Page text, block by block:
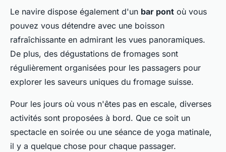
Le navire dispose également d'un bar pont où vous
pouvez vous détendre avec une boisson
rafraîchissante en admirant les vues panoramiques.
De plus, des dégustations de fromages sont
régulièrement organisées pour les passagers pour
explorer les saveurs uniques du fromage suisse.
Pour les jours où vous n'êtes pas en escale, diverses
activités sont proposées à bord. Que ce soit un
spectacle en soirée ou une séance de yoga matinale,
il y a quelque chose pour chaque passager.